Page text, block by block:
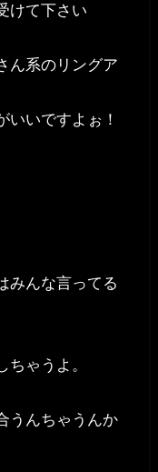
けて下さい
ん系のリングア
いいですよぉ！
みんな言ってる
ゃうよ。
うんちゃうんか